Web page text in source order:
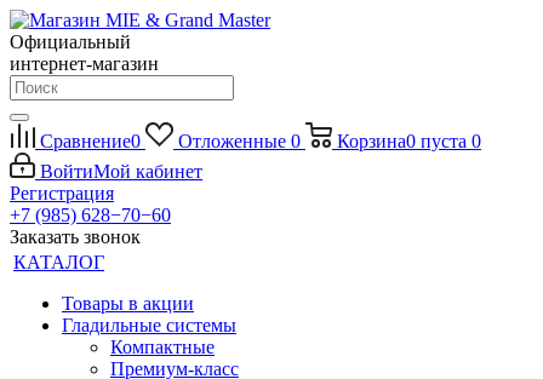
Официальный
интернет-магазин
Сравнение0 Отложенные 0 Корзина0 пуста 0
ВойтиМой кабинет
Регистрация
+7 (985) 628−70−60
Заказать звонок
КАТАЛОГ
Товары в акции
Гладильные системы
Компактные
Премиум-класс